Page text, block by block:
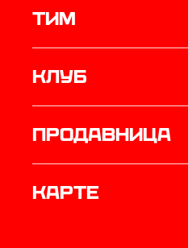
ТИМ
Клуб
продавница
Карте